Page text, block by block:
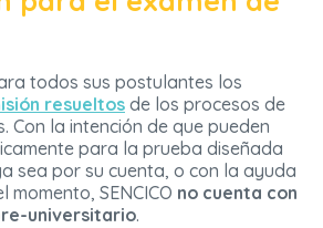
todos sus postulantes los
resueltos de los procesos de
Con la intención de que pueden
para la prueba diseñada
sea por su cuenta, o con la ayuda
momento, SENCICO no cuenta con
universitario.